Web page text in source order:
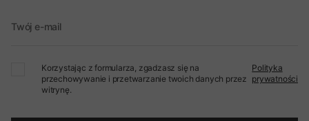
Twój e-mail
Korzystając z formularza, zgadzasz się na
przechowywanie i przetwarzanie twoich danych przez
witrynę.
Polityka
prywatności